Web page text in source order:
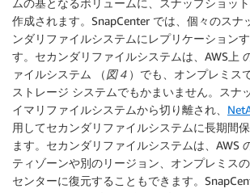
ムの基となるボリュームに、スナップショッ
作成されます。SnapCenter では、個々のスナ
ンダリファイルシステムにレプリケーション
す。セカンダリファイルシステムは、AWS上
ァイルシステム （図４ ）でも、オンプレミス
ストレージ システムでもかまいません。スナ
イマリファイルシステムから切り離され、
用してセカンダリファイルシステムに長期間
ます。セカンダリファイルシステムは、AWS
ティゾーンや別のリージョン、オンプレミス
センターに復元することもできます。